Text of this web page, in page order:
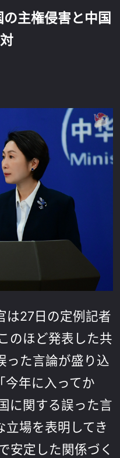
主権侵害と中国
は27日の定例記者
のほど発表した共
った言論が盛り込
今年に入ってか
に関する誤った言
場を表明してき
安定した関係づく